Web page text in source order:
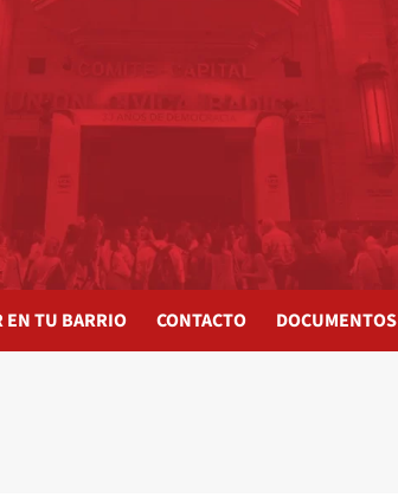
EN TU BARRIO CONTACTO DOCUMENTOS